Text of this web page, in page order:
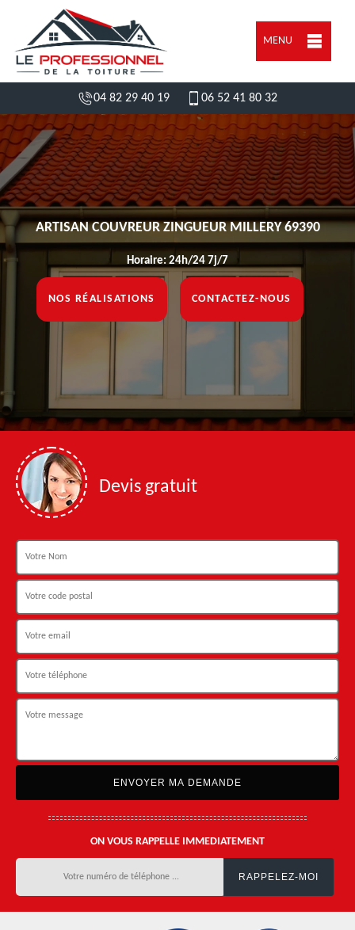
MENU
04 82 29 40 19 06 52 41 80 32
ARTISAN COUVREUR ZINGUEUR MILLERY 69390
Horaire: 24h/24 7j/7
NOS RÉALISATIONS CONTACTEZ-NOUS
Devis gratuit
ON VOUS RAPPELLE IMMEDIATEMENT